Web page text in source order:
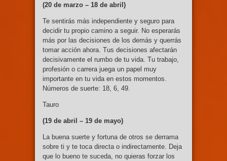
(20 de marzo – 18 de abril)
Te sentirás más independiente y seguro para
decidir tu propio camino a seguir. No esperarás
más por las decisiones de los demás y querrás
tomar acción ahora. Tus decisiones afectarán
decisivamente el rumbo de tu vida. Tu trabajo,
profesión o carrera juega un papel muy
importante en tu vida en estos momentos.
Números de suerte: 18, 6, 49.
Tauro
(19 de abril – 19 de mayo)
La buena suerte y fortuna de otros se derrama
sobre ti y te toca directa o indirectamente. Deja
que lo bueno te suceda, no quieras forzar los